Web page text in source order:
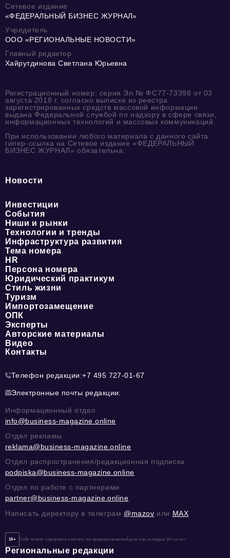
Сетевое издание
«ФЕДЕРАЛЬНЫЙ БИЗНЕС ЖУРНАЛ»
Учредитель
ООО «РЕГИОНАЛЬНЫЕ НОВОСТИ»
Главный редактор
Хайрутдинова Светлана Юрьевна
Регистрационный номер: серия Эл № ФС77-73398 от 03
августа 2018 г. согласно выписке из реестра
зарегистрированных средств массовой информации
выдана Федеральной службой по надзору в сфере связи,
информационных технологий и массовых коммуникаций.
При использовании любого материала с данного сайта
гипер-ссылка на Сетевое издание «ФЕДЕРАЛЬНЫЙ
БИЗНЕС ЖУРНАЛ» обязательна.
Новости
Инвестиции
События
Ниши и рынки
Технологии и тренды
Инфраструктура развития
Тема номера
HR
Персона номера
Юридический практикум
Стиль жизни
Туризм
Импортозамещение
ОПК
Эксперты
Авторские материалы
Видео
Контакты
Телефон редакции:+7 495 727-01-67
Электронные почты редакции:
Информационный отдел
info@business-magazine.online
Отдел рекламы
reklama@business-magazine.online
Отдел распространения/редакционная подписка
podpiska@business-magazine.online
Отдел по работе с партнерами
partner@business-magazine.online
Написать директору в телеграм @mazov или MAX
16+ Сайт может содержать контент, не предназначенный для лиц младше 16-ти лет.
Региональные редакции